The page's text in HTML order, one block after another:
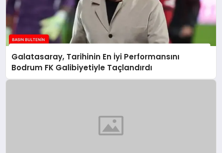
Galatasaray, Tarihinin En İyi Performansını
Bodrum FK Galibiyetiyle Taçlandırdı